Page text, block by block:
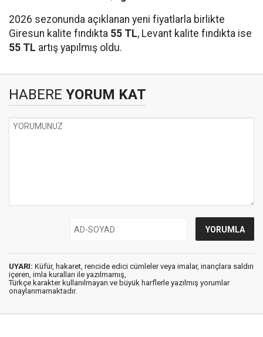
2026 sezonunda açıklanan yeni fiyatlarla birlikte
Giresun kalite fındıkta 55 TL, Levant kalite fındıkta ise
55 TL artış yapılmış oldu.
HABERE YORUM KAT
UYARI: Küfür, hakaret, rencide edici cümleler veya imalar, inançlara saldırı
içeren, imla kuralları ile yazılmamış,
Türkçe karakter kullanılmayan ve büyük harflerle yazılmış yorumlar
onaylanmamaktadır.